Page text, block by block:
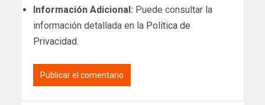
Información Adicional: Puede consultar la
información detallada en la Política de
Privacidad.